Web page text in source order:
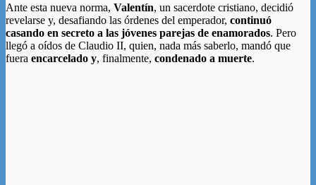
Ante esta nueva norma, Valentín, un sacerdote cristiano, decidió
revelarse y, desafiando las órdenes del emperador, continuó
casando en secreto a las jóvenes parejas de enamorados. Pero
llegó a oídos de Claudio II, quien, nada más saberlo, mandó que
fuera encarcelado y, finalmente, condenado a muerte.